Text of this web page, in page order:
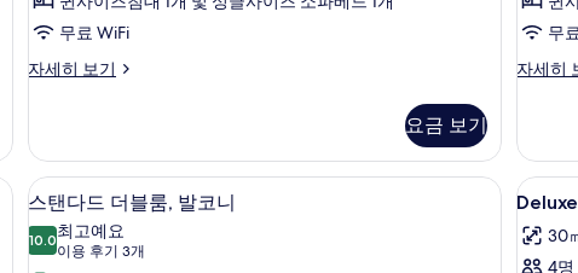
사
진
보
기
무료 WiFi
자세히 보기
트
정
원
전
자
요금 보기
모
두
무
자세히
더
코
니
자
히
보
내 금고, 방음 설비, 다리미/다리미판, 무료 WiFi
스
탠
다
스탠다드 더블룸, 발코니 | 객실 내 금고, 방음
12
스탠다드 더블룸, 발코니
10.010.0점 만점 중 10점
최고예요
이용 후기 3개
(이
Deluxe
(3
14
30
4명